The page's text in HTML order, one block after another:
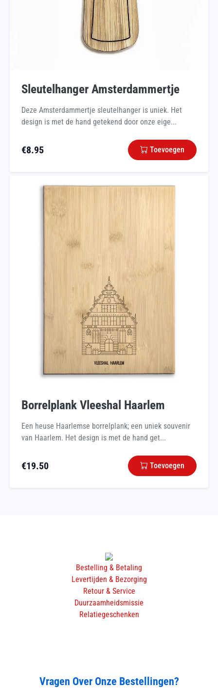
Sleutelhanger Amsterdammertje
Deze Amsterdammertje sleutelhanger is uniek. Het
design is met de hand getekend door onze eige...
€8.95 Toevoegen
Borrelplank Vleeshal Haarlem
Een heuse Haarlemse borrelplank; een uniek souvenir
van Haarlem. Het design is met de hand get...
€19.50 Toevoegen
Bestelling & Betaling
Levertijden & Bezorging
Retour & Service
Duurzaamheidsmissie
Relatiegeschenken
Vragen Over Onze Bestellingen?